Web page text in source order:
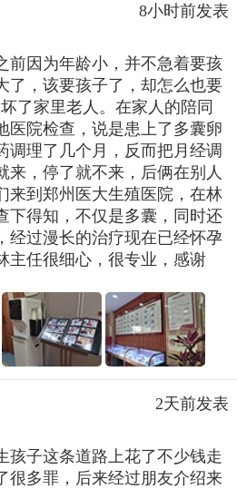
8小时前发表
前因为年龄小，并不急着要孩
了，该要孩子了，却怎么也要
了家里老人。在家人的陪同
医院检查，说是患上了多囊卵
调理了几个月，反而把月经调
来，停了就不来，后俩在别人
来到郑州医大生殖医院，在林
下得知，不仅是多囊，同时还
经过漫长的治疗现在已经怀孕
主任很细心，很专业，感谢
2天前发表
孩子这条道路上花了不少钱走
很多罪，后来经过朋友介绍来